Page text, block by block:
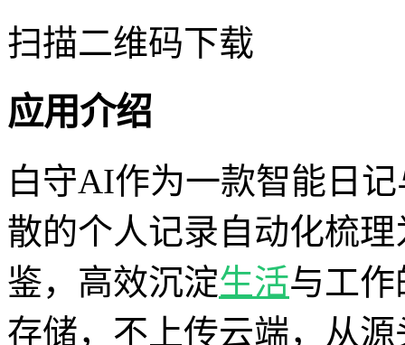
扫描二维码下载
应用介绍
白守AI作为一款智能日
散的个人记录自动化梳
鉴，高效沉淀生活与工
存储，不上传云端，从